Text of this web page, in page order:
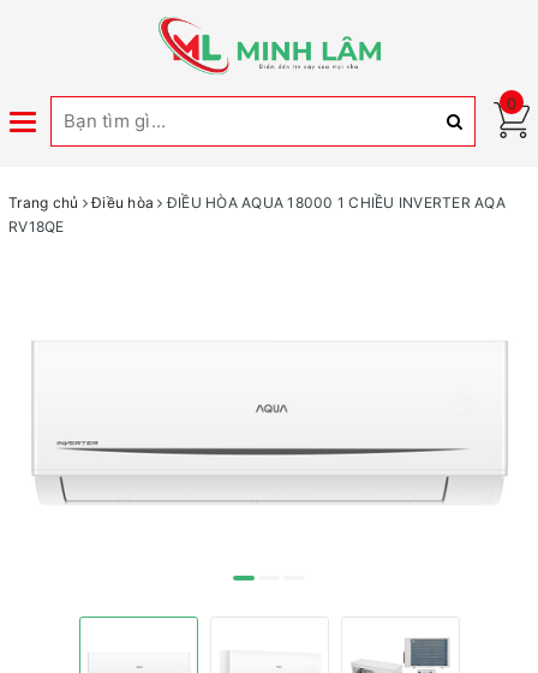
Toggle
0
Trang chủ Điều hòa
ĐIỀU HÒA AQUA 18000 1 CHIỀU INVERTER AQA
RV18QE